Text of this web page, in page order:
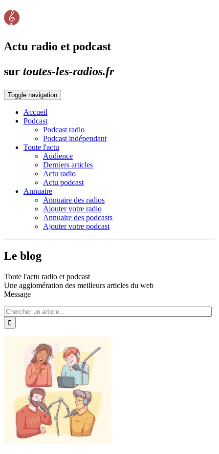
Actu radio et podcast
sur toutes-les-radios.fr
Toggle navigation
Accueil
Podcast
Podcast radio
Podcast indépendant
Toute l'actu
Audience
Derniers articles
Actu radio
Actu podcast
Annuaire
Annuaire des radios
Ajouter votre radio
Annuaire des podcasts
Ajouter votre podcast
Le blog
Toute l'actu radio et podcast
Une agglomération des meilleurs articles du web
Message